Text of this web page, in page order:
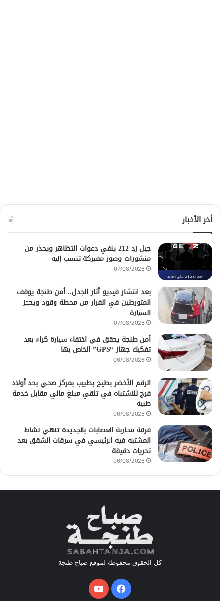
أخر الأخبار
جيل زد 212 ينفي دعوات التظاهر ويحذر من
منشورات وصور مفبركة تنسب إليه
07/08/2026
بعد انتشار فيديو أثار الجدل.. أمن طنجة يوقف
المتورطين في الفرار من محطة وقود ويحجز
السيارة
07/08/2026
أمن طنجة يحقق في اختفاء سيارة كراء بعد
تفكيك جهاز “GPS” الخاص بها
06/08/2026
الرقم الأخضر يطيح بطبيب بمركز صحي بحد أولاد
فرج للاشتباه في تلقي مبلغ مالي مقابل خدمة
طبية
06/08/2026
فرقة محاربة العصابات بالجديدة تنهي نشاط
المشتبه فيه الرئيسي في سرقات الشقق بعد
تحريات دقيقة
06/08/2026
كل الحقوق محفوظة لموقع صباح طنجة
فيسبوكيوتيوب